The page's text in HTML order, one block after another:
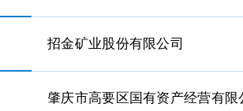
招金矿业股份有限公司
肇庆市高要区国有资产经营有限